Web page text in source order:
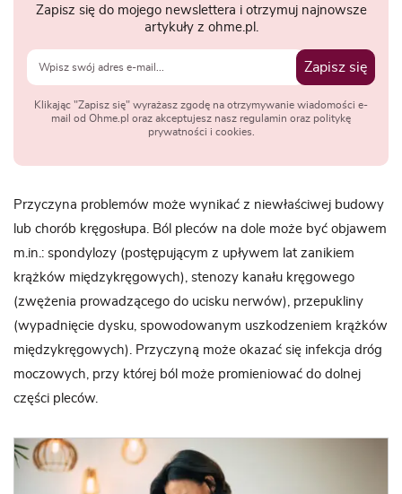
Zapisz się do mojego newslettera i otrzymuj najnowsze
artykuły z ohme.pl.
Zapisz się
Klikając "Zapisz się" wyrażasz zgodę na otrzymywanie wiadomości e-
mail od Ohme.pl oraz akceptujesz nasz regulamin oraz politykę
prywatności i cookies.
Przyczyna problemów może wynikać z niewłaściwej budowy
lub chorób kręgosłupa. Ból pleców na dole może być objawem
m.in.: spondylozy (postępującym z upływem lat zanikiem
krążków międzykręgowych), stenozy kanału kręgowego
(zwężenia prowadzącego do ucisku nerwów), przepukliny
(wypadnięcie dysku, spowodowanym uszkodzeniem krążków
międzykręgowych). Przyczyną może okazać się infekcja dróg
moczowych, przy której ból może promieniować do dolnej
części pleców.